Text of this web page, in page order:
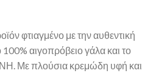
φτιαγμένο με την αυθεντική
αιγοπρόβειο γάλα και το
Με πλούσια κρεμώδη υφή και